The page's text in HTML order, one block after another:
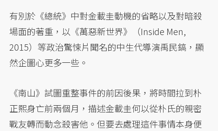
有別於《總統》中對金載圭動機的省略以及對暗殺
場面的著重，以《萬惡新世界》（Inside Men,
2015）等政治驚悚片聞名的中生代導演禹民鎬，顯
然企圖心更多一些。
《南山》試圖重整事件的前因後果，將時間拉到朴
正熙身亡前兩個月，描述金載圭何以從朴氏的親密
戰友轉而動念殺害他。但要去處理這件事情本身便